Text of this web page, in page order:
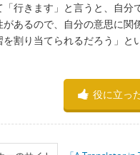
行きます」と言うと、自
あるので、自分の意思に
割り当てられるだろう」
役に立っ